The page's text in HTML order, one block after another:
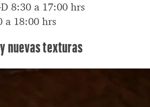
8:30 a 17:00 hrs
a 18:00 hrs
nuevas texturas